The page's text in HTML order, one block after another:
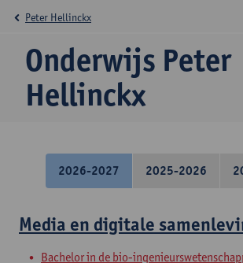
Onderwijs Peter
Hellinckx
Peter Hellinckx
2026-2027 2025-2026
Media en digitale
Bachelor in de bio-